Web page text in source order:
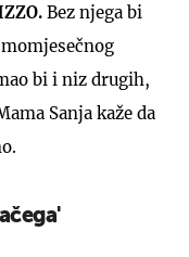
Bez njega bi
bi i niz drugih,
Sanja kaže da